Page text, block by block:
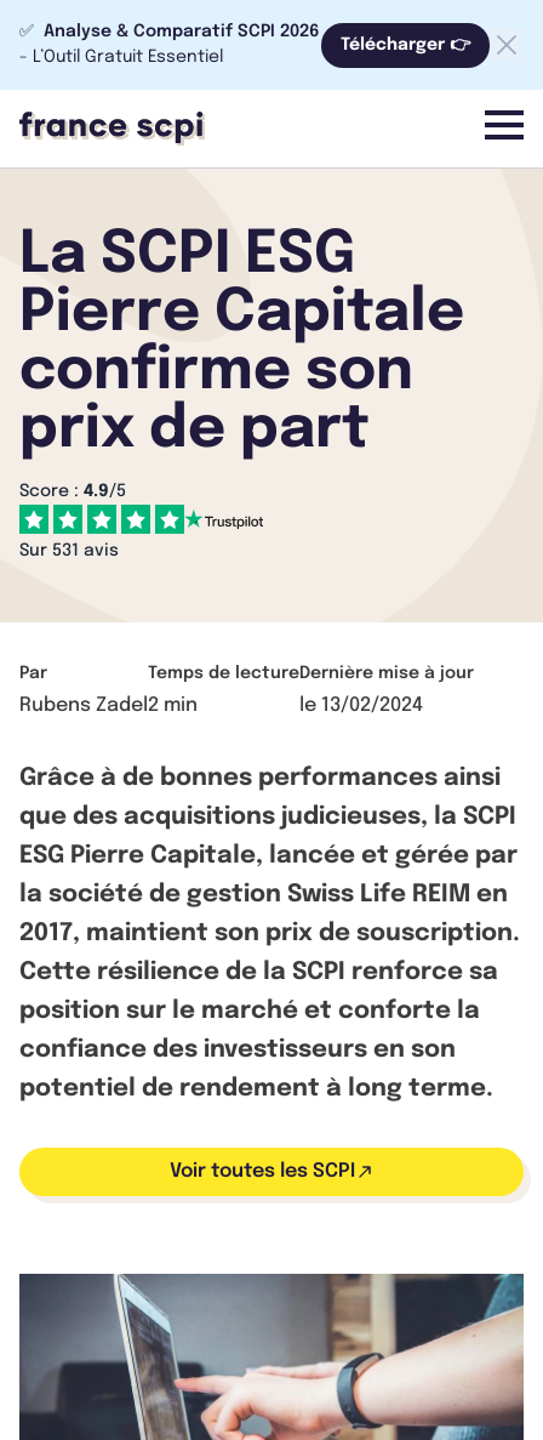
✅ Analyse & Comparatif SCPI 2026
- L’Outil Gratuit Essentiel
Télécharger 👉
menu
La SCPI ESG
Pierre Capitale
confirme son
prix de part
Score : 4.9/5
Sur 531 avis
Par
Rubens Zadel
Temps de lecture
2 min
Dernière mise à jour
le 13/02/2024
Grâce à de bonnes performances ainsi
que des acquisitions judicieuses, la SCPI
ESG Pierre Capitale, lancée et gérée par
la société de gestion Swiss Life REIM en
2017, maintient son prix de souscription.
Cette résilience de la SCPI renforce sa
position sur le marché et conforte la
confiance des investisseurs en son
potentiel de rendement à long terme.
Voir toutes les SCPI